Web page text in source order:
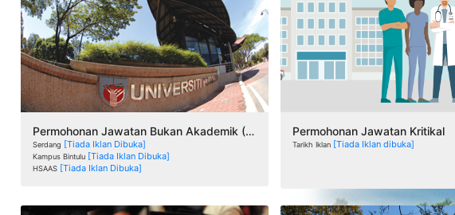
Permohonan Jawatan Bukan Akademik (Tetap)
Serdang [Tiada Iklan Dibuka]
Kampus Bintulu [Tiada Iklan Dibuka]
HSAAS [Tiada Iklan Dibuka]
Permohonan Jawatan Kritikal
Tarikh Iklan [Tiada Iklan dibuka]